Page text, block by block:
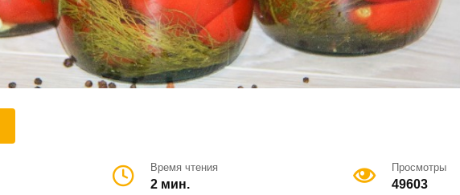
Время чтения
2 мин.
Просмотры
49603